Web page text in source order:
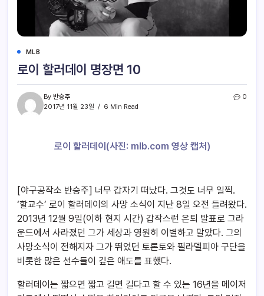
MLB
로이 할러데이 명장면 10
By 반승주
2017년 11월 23일
6 Min Read
0
로이 할러데이(사진: mlb.com 영상 캡처)
[야구공작소 반승주] 너무 갑자기 떠났다. 그것도 너무 일찍.
‘할교수’ 로이 할러데이의 사망 소식이 지난 8일 오전 들려왔다.
2013년 12월 9일(이하 현지 시간) 갑작스런 은퇴 발표로 그라
운드에서 사라졌던 그가 세상과 영원히 이별하고 말았다. 그의
사망소식이 전해지자 그가 뛰었던 토론토와 필라델피아 구단을
비롯한 많은 선수들이 깊은 애도를 표했다.
할러데이는 짧으면 짧고 길면 길다고 할 수 있는 16년을 메이저